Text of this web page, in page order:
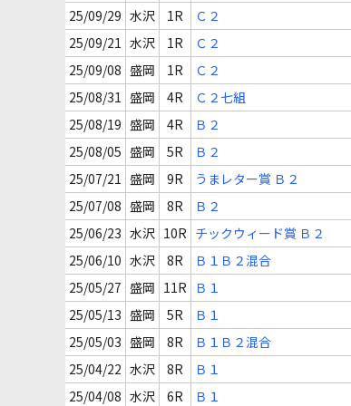
25/09/29 水沢 1R Ｃ２
25/09/21 水沢 1R Ｃ２
25/09/08 盛岡 1R Ｃ２
25/08/31 盛岡 4R Ｃ２七組
25/08/19 盛岡 4R Ｂ２
25/08/05 盛岡 5R Ｂ２
25/07/21 盛岡 9R うまレター賞 Ｂ２
25/07/08 盛岡 8R Ｂ２
25/06/23 水沢 10R チックウィード賞 Ｂ２
25/06/10 水沢 8R Ｂ１Ｂ２混合
25/05/27 盛岡 11R Ｂ１
25/05/13 盛岡 5R Ｂ１
25/05/03 盛岡 8R Ｂ１Ｂ２混合
25/04/22 水沢 8R Ｂ１
25/04/08 水沢 6R Ｂ１